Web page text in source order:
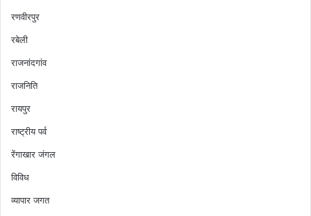
रणवीरपुर
रबेली
राजनांदगांव
राजनिति
रायपुर
राष्ट्रीय पर्व
रेंगाखार जंगल
विविध
व्यापार जगत